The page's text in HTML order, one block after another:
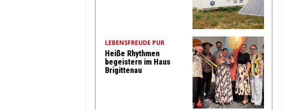
LEBENSFREUDE PUR
Heiße Rhythmen
begeistern im Haus
Brigittenau